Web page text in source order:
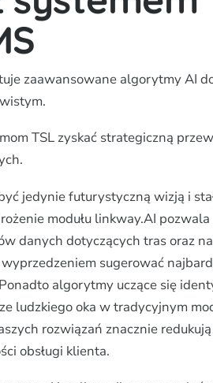
zaawansowane algorytmy AI
TSL zyskać strategiczną
jedynie futurystyczną wizją i
modułu linkway.AI
danych dotyczących tras oraz
sugerować
algorytmy uczące się
ludzkiego oka w tradycyjnym
rozwiązań znacznie
obsługi klienta.